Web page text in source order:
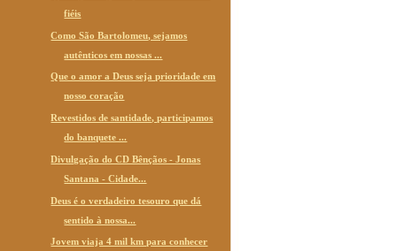
fiéis
Como São Bartolomeu, sejamos
autênticos em nossas ...
Que o amor a Deus seja prioridade em
nosso coração
Revestidos de santidade, participamos
do banquete ...
Divulgação do CD Bênçãos - Jonas
Santana - Cidade...
Deus é o verdadeiro tesouro que dá
sentido à nossa...
Jovem viaja 4 mil km para conhecer